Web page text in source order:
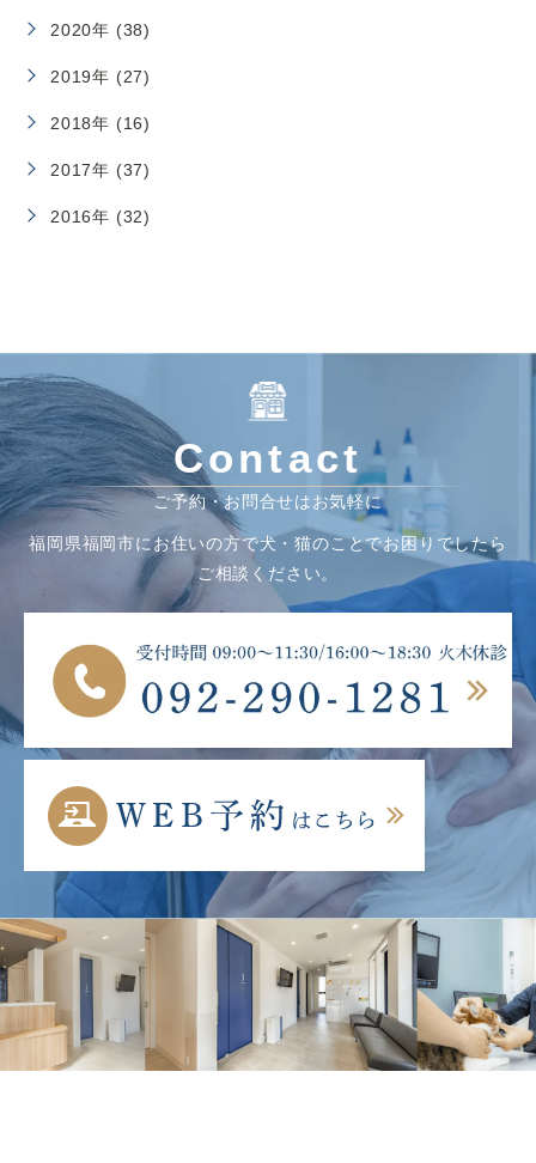
2020年 (38)
2019年 (27)
2018年 (16)
2017年 (37)
2016年 (32)
Contact
ご予約・お問合せはお気軽に
福岡県福岡市にお住いの方で犬・猫のことでお困りでしたら
ご相談ください。